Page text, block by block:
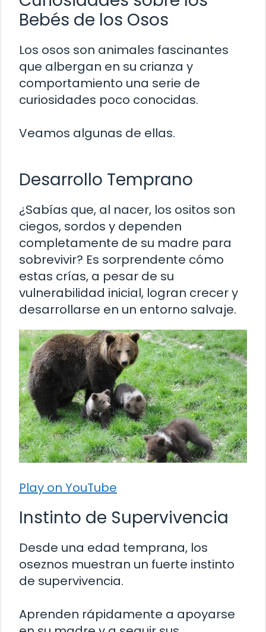
Bebés de los Osos
Los osos son animales fascinantes
que albergan en su crianza y
comportamiento una serie de
curiosidades poco conocidas.
Veamos algunas de ellas.
Desarrollo Temprano
¿Sabías que, al nacer, los ositos son
ciegos, sordos y dependen
completamente de su madre para
sobrevivir? Es sorprendente cómo
estas crías, a pesar de su
vulnerabilidad inicial, logran crecer y
desarrollarse en un entorno salvaje.
Play on YouTube
Instinto de Supervivencia
Desde una edad temprana, los
oseznos muestran un fuerte instinto
de supervivencia.
Aprenden rápidamente a apoyarse